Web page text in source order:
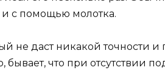
и с помощью молотка.
не даст никакой точности
бывает, что при отсутствии